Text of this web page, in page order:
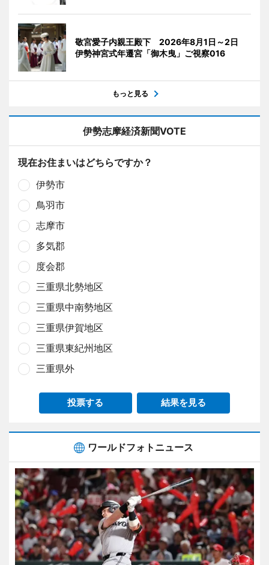
敬宮愛子内親王殿下 2026年8月1日～2日
伊勢神宮式年遷宮「御木曳」ご視察016
もっと見る
伊勢志摩経済新聞VOTE
現在お住まいはどちらですか？
伊勢市
鳥羽市
志摩市
多気郡
度会郡
三重県北勢地区
三重県中南勢地区
三重県伊賀地区
三重県東紀州地区
三重県外
投票する 結果を見る
ワールドフォトニュース